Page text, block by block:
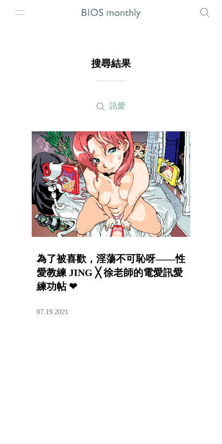
搜尋結果
訊愛
為了被喜歡，淫蕩不可恥呀——性
愛教練 JING ╳ 徐老師的電愛訊愛
練功帖 ❤
07.19.2021